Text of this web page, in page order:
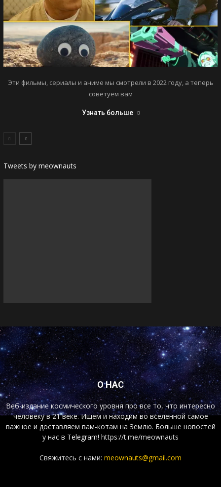
Эти фильмы, сериалы и аниме мы смотрели в 2022 году, а теперь
советуем вам
Узнать больше
Tweets by meownauts
О НАС
Веб-издание космического уровня про все то, что интересно
человеку в 21 веке. Ищем и находим во вселенной самое
важное и доставляем вам-котам на Землю. Больше новостей
у нас в Telegram! https://t.me/meownauts
Свяжитесь с нами: meownauts@gmail.com